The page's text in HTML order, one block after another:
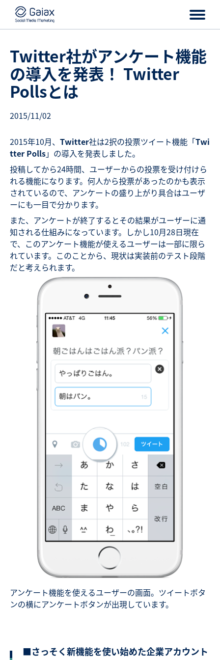
Twitter社がアンケート機能
の導入を発表！ Twitter
Pollsとは
2015/11/02
2015年10月、 Twitter社は2択の投票ツイート機能「Twi
tter Polls」の導入を発表しました。
投稿してから24時間、ユーザーからの投票を受け付けら
れる機能になります。何人から投票があったのかも表示
されているので、アンケートの盛り上がり具合はユーザ
ーにも一目で分かります。
また、アンケートが終了するとその結果がユーザーに通
知される仕組みになっています。しかし10月28日現在
で、このアンケート機能が使えるユーザーは一部に限ら
れています。このことから、現状は実装前のテスト段階
だと考えられます。
アンケート機能を使えるユーザーの画面。ツイートボタ
ンの横にアンケートボタンが出現しています。
■さっそく新機能を使い始めた企業アカウント